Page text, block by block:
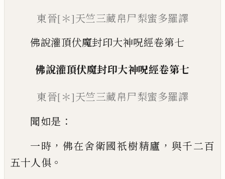
東晉[＊]天竺三藏帛尸梨蜜多羅譯
佛說灌頂伏魔封印大神呪經卷第七
佛說灌頂伏魔封印大神呪經卷第七
東晉[＊]天竺三藏帛尸梨蜜多羅譯
聞如是 ：
一時 ， 佛在舍衛國祇樹精廬 ， 與千二百
五十人俱 。